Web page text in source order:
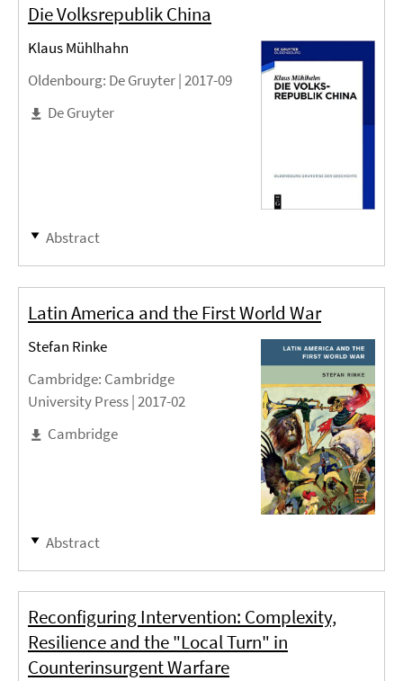
Die Volksrepublik China
Klaus Mühlhahn
Oldenbourg: De Gruyter |2017-09
De Gruyter
Abstract
Latin America and the First World War
Stefan Rinke
Cambridge: Cambridge
University Press |2017-02
Cambridge
Abstract
Reconfiguring Intervention: Complexity,
Resilience and the "Local Turn" in
Counterinsurgent Warfare